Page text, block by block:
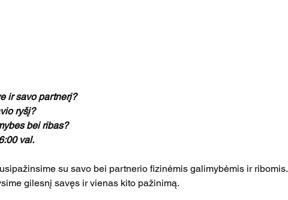
ir savo partnerį?
ryšį?
bei ribas?
val.
su savo bei partnerio fizinėmis galimybėmis ir ribomis.
gilesnį savęs ir vienas kito pažinimą.